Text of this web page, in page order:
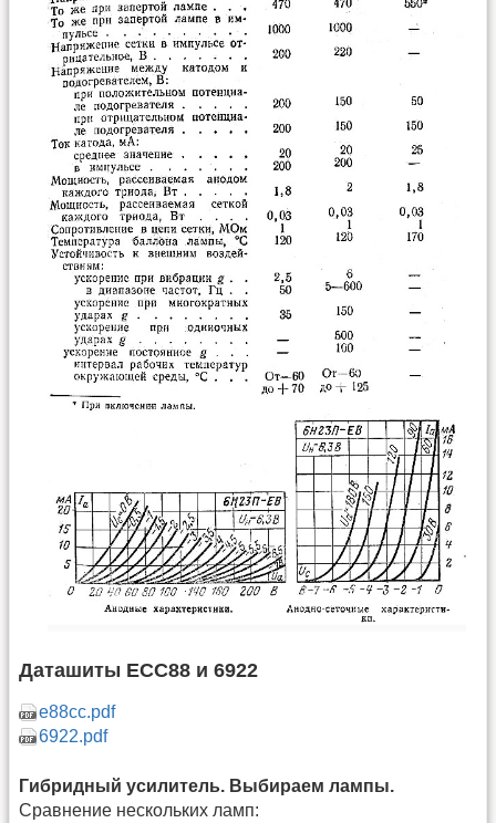
Даташиты ECC88 и 6922
e88cc.pdf
6922.pdf
Гибридный усилитель. Выбираем лампы.
Сравнение нескольких ламп: